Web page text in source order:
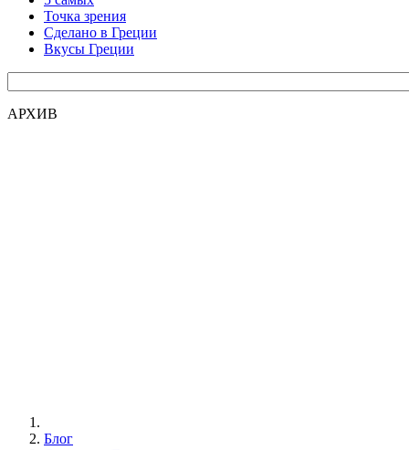
Точка зрения
Сделано в Греции
Вкусы Греции
АРХИВ
Блог